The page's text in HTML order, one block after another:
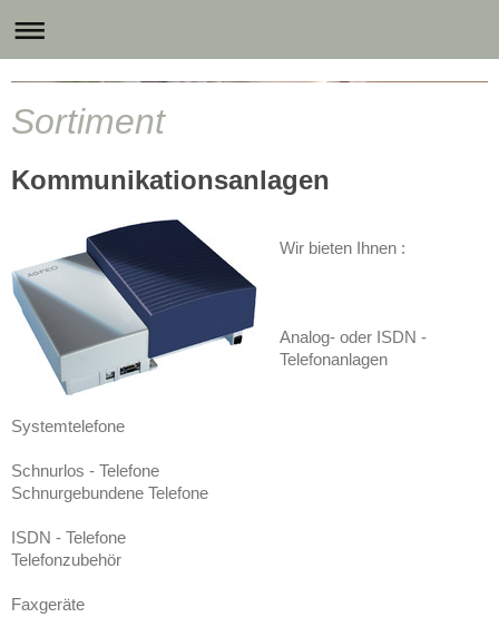
Sortiment
Kommunikationsanlagen
Wir bieten Ihnen :
Analog- oder ISDN -
Telefonanlagen
Systemtelefone
Schnurlos - Telefone
Schnurgebundene Telefone
ISDN - Telefone
Telefonzubehör
Faxgeräte